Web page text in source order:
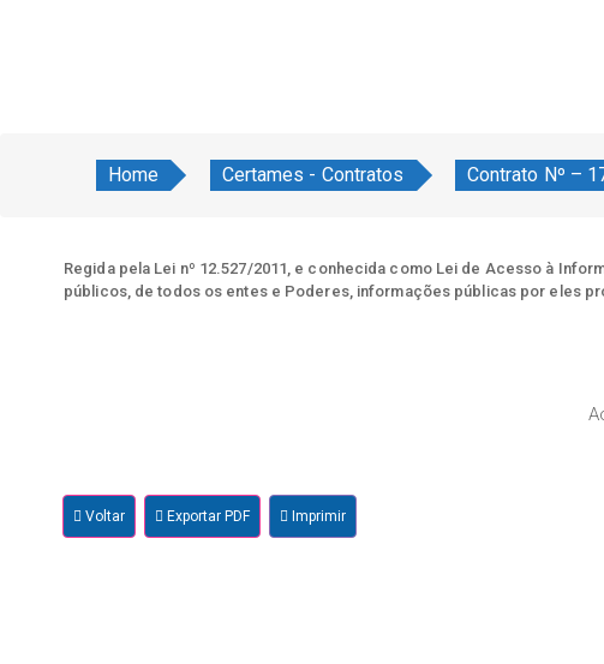
Home Certames - Contratos Contrato Nº –
Regida pela Lei nº 12.527/2011, e conhecida como Lei de Acesso à
públicos, de todos os entes e Poderes, informações públicas por eles
Voltar Exportar PDF Imprimir